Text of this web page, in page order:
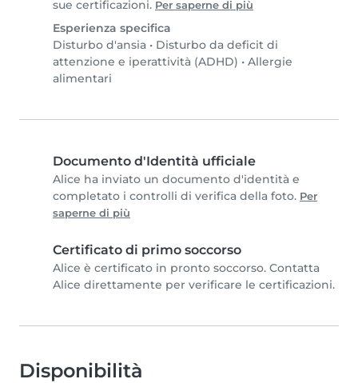
sue certificazioni. Per saperne di più
Esperienza specifica
Disturbo d'ansia • Disturbo da deficit di
attenzione e iperattività (ADHD) • Allergie
alimentari
Documento d'Identità ufficiale
Alice ha inviato un documento d'identità e
completato i controlli di verifica della foto. Per
saperne di più
Certificato di primo soccorso
Alice è certificato in pronto soccorso. Contatta
Alice direttamente per verificare le certificazioni.
Disponibilità